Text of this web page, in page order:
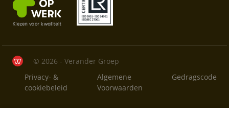
© 2026 - Verander Groep
Privacy- &
cookiebeleid
Algemene
Voorwaarden
Gedragscode